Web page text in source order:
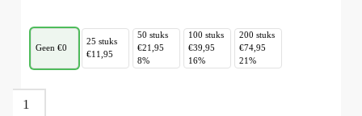
Geen €0
25 stuks
€11,95
50 stuks
€21,95
8%
100 stuks
€39,95
16%
200 stuks
€74,95
21%